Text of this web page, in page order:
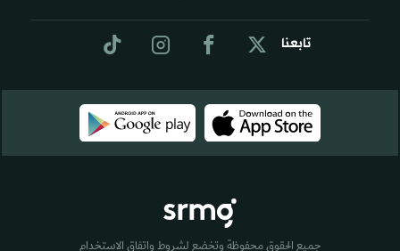
تابعنا
جميع الحقوق محفوظة وتخضع لشروط واتفاق الاستخدام